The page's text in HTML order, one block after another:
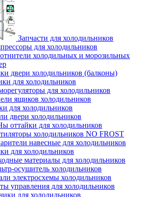
Запчасти для холодильников
для холодильников
холодильных и морозильных
двери холодильников (балконы)
для холодильников
для холодильников
ящиков холодильников
для холодильников
двери холодильников
оттайки для холодильников
холодильников NO FROST
навесные для холодильников
для холодильников
материалы для холодильников
осушитель холодильников
электросхемы холодильников
управления для холодильников
для холодильников